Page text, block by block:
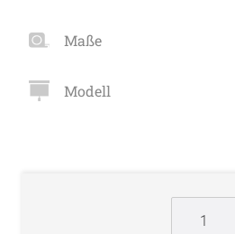
Maße
Modell